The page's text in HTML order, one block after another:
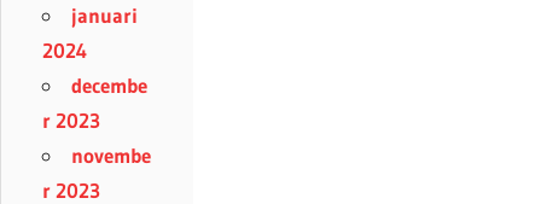
januari
2024
decembe
r 2023
novembe
r 2023